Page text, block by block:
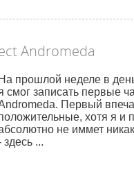
Andromeda
На прошлой неделе в
смог записать первые
Первый
хотя я и
не иммет
здесь ...